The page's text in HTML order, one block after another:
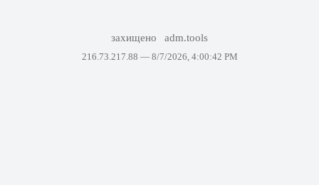
захищено adm.tools
216.73.217.88 — 8/7/2026, 4:00:42 PM